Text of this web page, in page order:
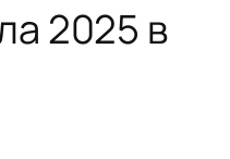
2025 в